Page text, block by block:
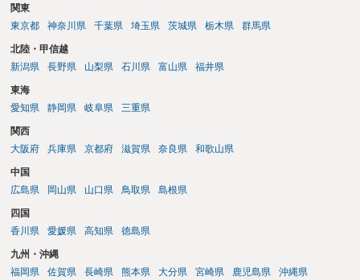
関東
東京都
神奈川県 千葉県 埼玉県 茨城県 栃木県 群馬県
北陸・甲信越
新潟県
長野県 山梨県 石川県 富山県 福井県
東海
愛知県
静岡県 岐阜県 三重県
関西
大阪府
兵庫県 京都府 滋賀県 奈良県 和歌山県
中国
広島県
岡山県 山口県 鳥取県 島根県
四国
香川県
愛媛県 高知県 徳島県
九州・沖縄
福岡県
佐賀県 長崎県 熊本県 大分県 宮崎県 鹿児島県 沖縄県